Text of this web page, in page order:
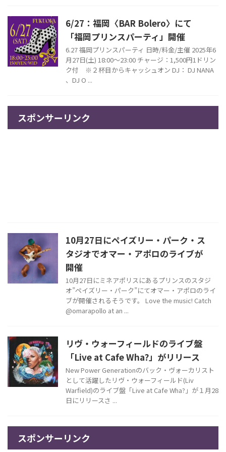
6/27：福岡〈BAR Bolero〉にて
「福岡プリンスパーティ」開催
6.27 福岡プリンスパーティ 日時/料金/主催 2025年6
月27日(土) 18:00～23:00 チャージ：1,500円1ドリン
ク付 ※２杯目からキャッシュオン DJ： DJ NANA
、DJ O ...
スポンサーリンク
10月27日にペイズリー・パーク・ス
タジオでオマー・アポロのライブが
開催
10月27日にミネアポリスにあるプリンスのスタジ
オ”ペイズリー・パーク”にてオマー・アポロのライ
ブが開催されるそうです。 Love the music! Catch
@omarapollo at an ...
リヴ・ウォーフィールドのライブ盤
「Live at Cafe Wha?」がリリース
New Power Generationのバック・ヴォーカリスト
として活躍したリヴ・ウォーフィールド(Liv
Warfield)のライブ盤「Live at Cafe Wha?」が１月28
日にリリースさ ...
スポンサーリンク